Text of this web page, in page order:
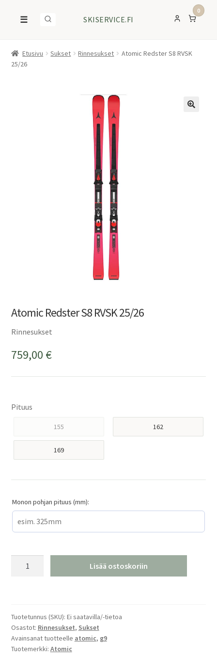
☰ SKISERVICE.FI
0
Etusivu Sukset Rinnesukset
Atomic Redster S8 RVSK
25/26
Atomic Redster S8 RVSK 25/26
Rinnesukset
759,00 €
Pituus
155 162
169
Monon pohjan pituus (mm):
määrä
Lisää ostoskoriin
Tuotetunnus (SKU): Ei saatavilla/-tietoa
Osastot: Rinnesukset, Sukset
Avainsanat tuotteelle atomic, g9
Tuotemerkki: Atomic